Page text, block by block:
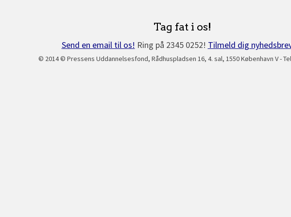
Tag fat i os!
Send en email til os! Ring på 2345 0252! Tilmeld dig
© 2014 © Pressens Uddannelsesfond, Rådhuspladsen 16, 4. sal, 1550 København V -